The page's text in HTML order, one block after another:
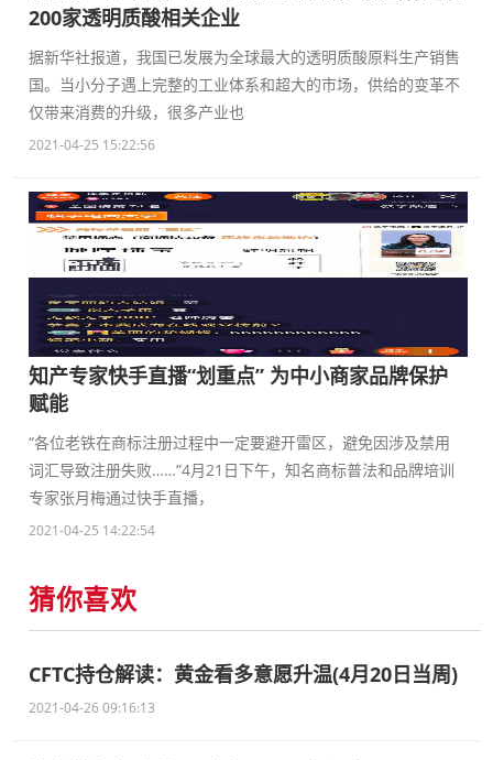
200家透明质酸相关企业
据新华社报道，我国已发展为全球最大的透明质酸原料生产销售
国。当小分子遇上完整的工业体系和超大的市场，供给的变革不
仅带来消费的升级，很多产业也
2021-04-25 15:22:56
知产专家快手直播“划重点” 为中小商家品牌保护
赋能
“各位老铁在商标注册过程中一定要避开雷区，避免因涉及禁用
词汇导致注册失败……”4月21日下午，知名商标普法和品牌培训
专家张月梅通过快手直播，
2021-04-25 14:22:54
猜你喜欢
CFTC持仓解读：黄金看多意愿升温(4月20日当周)
2021-04-26 09:16:13